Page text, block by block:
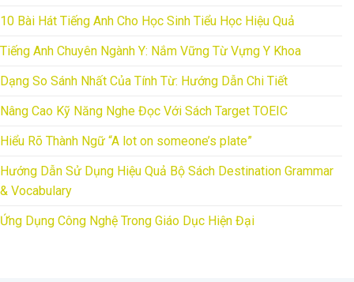
10 Bài Hát Tiếng Anh Cho Học Sinh Tiểu Học Hiệu Quả
Tiếng Anh Chuyên Ngành Y: Nắm Vững Từ Vựng Y Khoa
Dạng So Sánh Nhất Của Tính Từ: Hướng Dẫn Chi Tiết
Nâng Cao Kỹ Năng Nghe Đọc Với Sách Target TOEIC
Hiểu Rõ Thành Ngữ “A lot on someone’s plate”
Hướng Dẫn Sử Dụng Hiệu Quả Bộ Sách Destination Grammar
& Vocabulary
Ứng Dụng Công Nghệ Trong Giáo Dục Hiện Đại